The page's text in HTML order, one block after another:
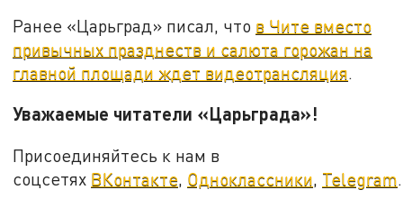
Ранее «Царьград» писал, что в Чите вместо
привычных празднеств и салюта горожан на
главной площади ждет видеотрансляция
Уважаемые читатели «Царьграда»!
Присоединяйтесь к нам в
соцсетях ВКонтакте, Одноклассники, Telegram.